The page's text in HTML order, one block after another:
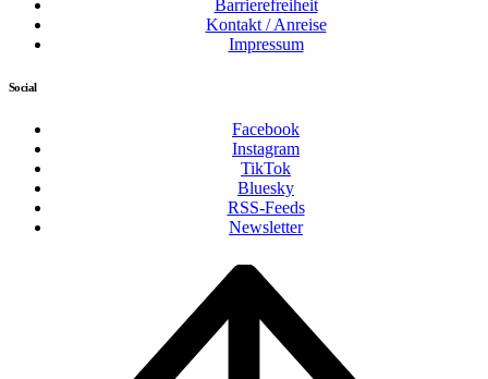
Barrierefreiheit
Kontakt / Anreise
Impressum
Social
Facebook
Instagram
TikTok
Bluesky
RSS-Feeds
Newsletter